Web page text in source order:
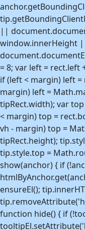
||
window.innerHeight
= 8; var left = rect.left
if (left < margin) left
margin) left =
tipRect.width); var
< margin) top =
vh - margin) top =
tipRect.height);
tip.style.top =
show(anchor) { if
ensureEl();
function hide() { if